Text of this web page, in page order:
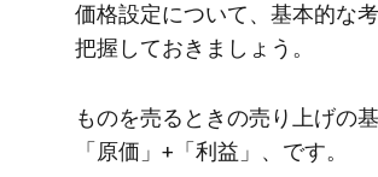
価格設定に​ついて、​基本的な​
把握して​おきましょう。
ものを​売る​ときの​売り上げの​基
「原価」​+​「利益」、です。